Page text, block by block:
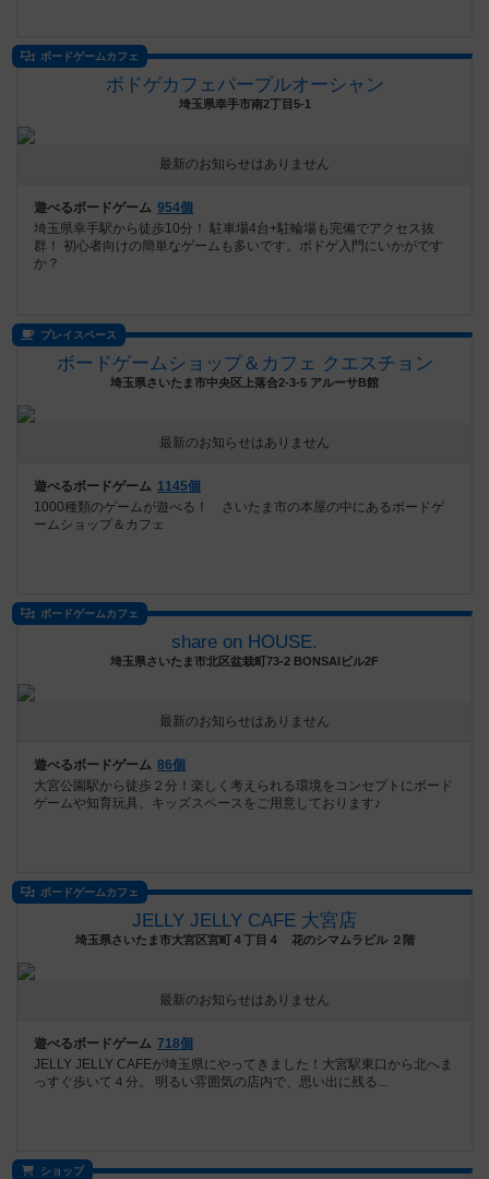
ボードゲームカフェ
ボドゲカフェパープルオーシャン
埼玉県幸手市南2丁目5-1
最新のお知らせはありません
遊べるボードゲーム 954個
埼玉県幸手駅から徒歩10分！ 駐車場4台+駐輪場も完備でアクセス抜
群！ 初心者向けの簡単なゲームも多いです。ボドゲ入門にいかがです
か？
プレイスペース
ボードゲームショップ＆カフェ クエスチョン
埼玉県さいたま市中央区上落合2-3-5 アルーサB館
最新のお知らせはありません
遊べるボードゲーム 1145個
1000種類のゲームが遊べる！ さいたま市の本屋の中にあるボードゲ
ームショップ＆カフェ
ボードゲームカフェ
share on HOUSE.
埼玉県さいたま市北区盆栽町73-2 BONSAIビル2F
最新のお知らせはありません
遊べるボードゲーム 86個
大宮公園駅から徒歩２分！楽しく考えられる環境をコンセプトにボード
ゲームや知育玩具、キッズスペースをご用意しております♪
ボードゲームカフェ
JELLY JELLY CAFE 大宮店
埼玉県さいたま市大宮区宮町４丁目４ 花のシマムラビル ２階
最新のお知らせはありません
遊べるボードゲーム 718個
JELLY JELLY CAFEが埼玉県にやってきました！大宮駅東口から北へま
っすぐ歩いて４分。 明るい雰囲気の店内で、思い出に残る...
ショップ